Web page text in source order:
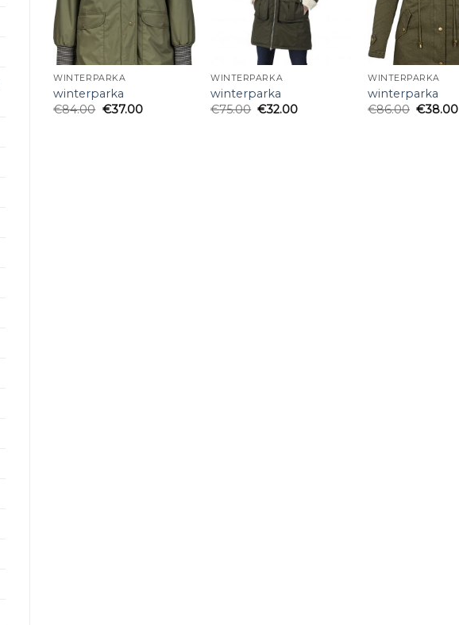
WINTERPARKA
winterparka
€84.00 €37.00
WINTERPARKA
winterparka
€75.00 €32.00
WINTERPARKA
winterparka
€86.00 €38.00